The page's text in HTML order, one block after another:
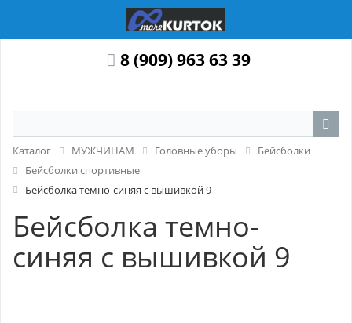
8 (909) 963 63 39
Каталог МУЖЧИНАМ Головные уборы
Бейсболки
Бейсболки спортивные
Бейсболка темно-синяя с вышивкой 9
Бейсболка темно-
синяя с вышивкой 9